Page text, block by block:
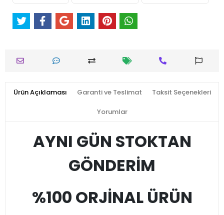
Ürün Açıklaması Garanti ve Teslimat Taksit Seçenekleri
Yorumlar
AYNI GÜN STOKTAN
GÖNDERİM
%100 ORJİNAL ÜRÜN